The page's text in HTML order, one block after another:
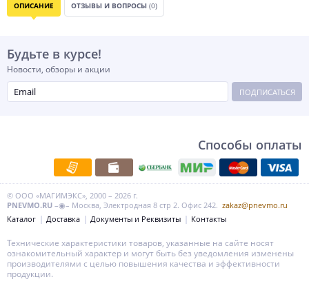
ОПИСАНИЕ ОТЗЫВЫ И ВОПРОСЫ (0)
Будьте в курсе!
Новости, обзоры и акции
ПОДПИСАТЬСЯ
Способы оплаты
© ООО «МАГИМЭКС», 2000 – 2026 г.
PNEVMO.RU –◉– Москва, Электродная 8 стр 2. Офис 242. zakaz@pnevmo.ru
Каталог
Доставка Документы и Реквизиты Контакты
Технические характеристики товаров, указанные на сайте носят
ознакомительный характер и могут быть без уведомления изменены
производителями с целью повышения качества и эффективности
продукции.